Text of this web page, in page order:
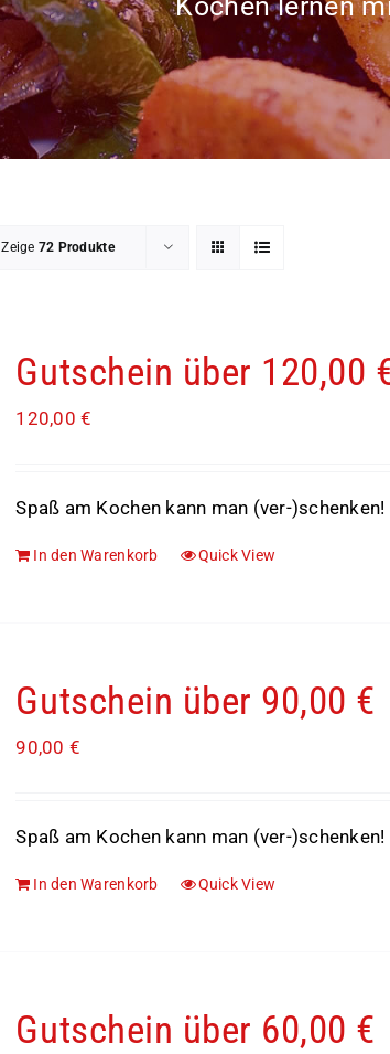
Zeige 72 Produkte
Gutschein über 120,00
120,00€
Spaß am Kochen kann man (ver-)schenken!
In den Warenkorb Quick View
Gutschein über 90,00 €
90,00 €
Spaß am Kochen kann man (ver-)schenken!
In den Warenkorb Quick View
Gutschein über 60,00 €